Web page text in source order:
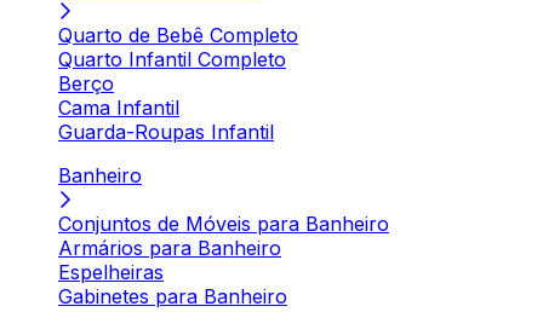
Quarto de Bebê Completo
Quarto Infantil Completo
Berço
Cama Infantil
Guarda-Roupas Infantil
Banheiro
Conjuntos de Móveis para Banheiro
Armários para Banheiro
Espelheiras
Gabinetes para Banheiro